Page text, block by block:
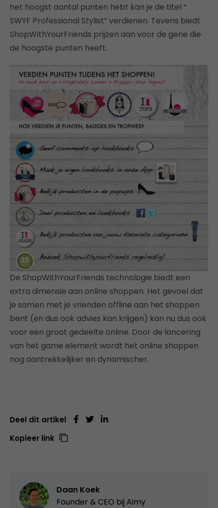
het hoogst aantal punten hebt kan je de titel “
SWYF Professional Stylist” verdienen. Tevens biedt
ShopWithYourFriends prijzen aan voor de gene die
de hoogste punten heeft.
De ShopWithYourFriends technologie biedt een
extra dimensie aan online shoppen. Het gevoel dat
je samen met je vrienden offline aan het shoppen
bent (en dus ook advies kan krijgen) kan nu dus ook
voor een groot gedeelte online. Door de lancering
van het game element wordt het online shoppen
nog aantrekkelijker en dynamischer.
Deel dit artikel
Kopieer link
Daan Koek
Founder & CEO bij Aimy